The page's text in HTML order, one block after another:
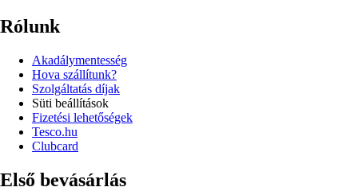
Rólunk
Akadálymentesség
Hova szállítunk?
Szolgáltatás díjak
Süti beállítások
Fizetési lehetőségek
Tesco.hu
Clubcard
Első bevásárlás